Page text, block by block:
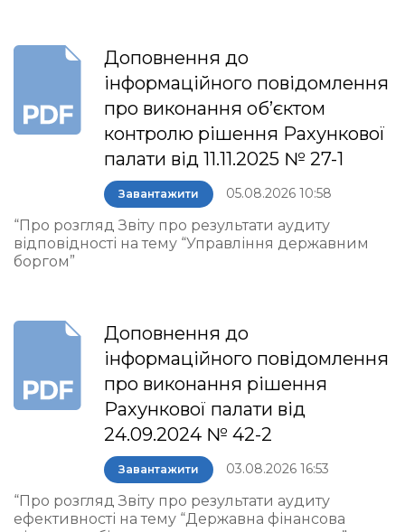
Доповнення до
інформаційного повідомлення
про виконання об’єктом
контролю рішення Рахункової
палати від 11.11.2025 № 27-1
Завантажити 05.08.2026 10:58
“Про розгляд Звіту про результати аудиту
відповідності на тему “Управління державним
боргом”
Доповнення до
інформаційного повідомлення
про виконання рішення
Рахункової палати від
24.09.2024 № 42-2
Завантажити 03.08.2026 16:53
“Про розгляд Звіту про результати аудиту
ефективності на тему “Державна фінансова